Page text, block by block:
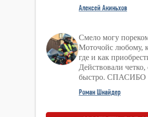
Алексей Акиньхов
Смело могу
Моточойс любому,
где и как
Действовали
быстро.
Роман Шнайдер